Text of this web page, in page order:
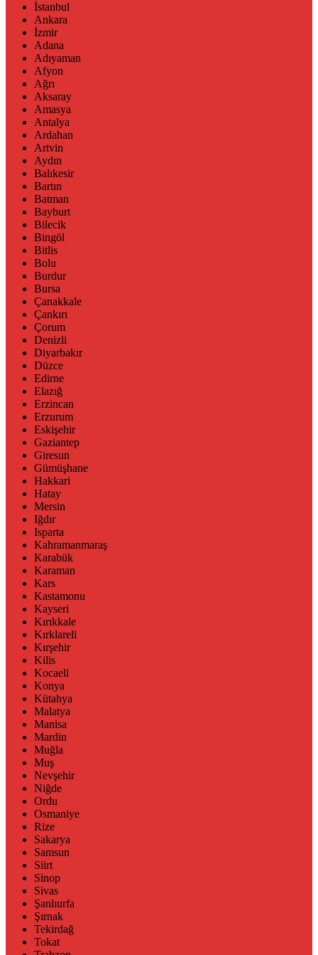
İstanbul
Ankara
İzmir
Adana
Adıyaman
Afyon
Ağrı
Aksaray
Amasya
Antalya
Ardahan
Artvin
Aydın
Balıkesir
Bartın
Batman
Bayburt
Bilecik
Bingöl
Bitlis
Bolu
Burdur
Bursa
Çanakkale
Çankırı
Çorum
Denizli
Diyarbakır
Düzce
Edirne
Elazığ
Erzincan
Erzurum
Eskişehir
Gaziantep
Giresun
Gümüşhane
Hakkari
Hatay
Mersin
Iğdır
Isparta
Kahramanmaraş
Karabük
Karaman
Kars
Kastamonu
Kayseri
Kırıkkale
Kırklareli
Kırşehir
Kilis
Kocaeli
Konya
Kütahya
Malatya
Manisa
Mardin
Muğla
Muş
Nevşehir
Niğde
Ordu
Osmaniye
Rize
Sakarya
Samsun
Siirt
Sinop
Sivas
Şanlıurfa
Şırnak
Tekirdağ
Tokat